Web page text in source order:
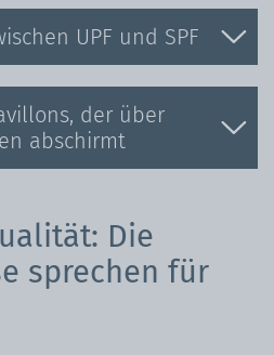
UPF und SPF
der über
abschirmt
Die
sprechen für